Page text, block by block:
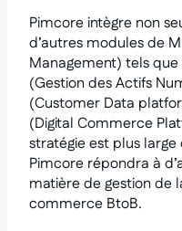
Pimcore intègre non
d’autres modules de
Management) tels
(Gestion des Actifs
(Customer Data
(Digital Commerce
stratégie est plus large
Pimcore répondra à
matière de gestion de
commerce BtoB.